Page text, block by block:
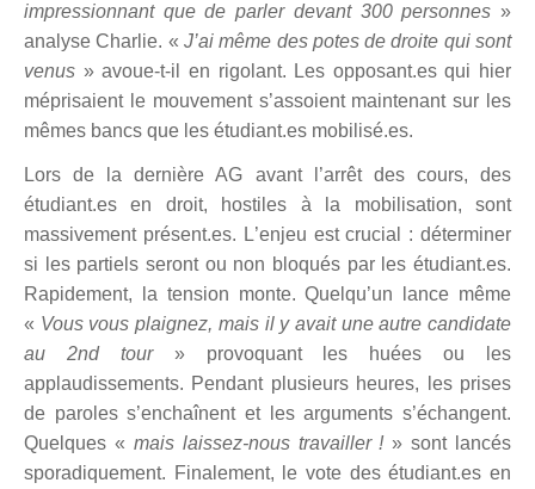
impressionnant que de parler devant 300 personnes »
analyse Charlie. « J’ai même des potes de droite qui sont
venus » avoue-t-il en rigolant. Les opposant.es qui hier
méprisaient le mouvement s’assoient maintenant sur les
mêmes bancs que les étudiant.es mobilisé.es.
Lors de la dernière AG avant l ’arrêt des cours, des
étudiant.es en droit, hostiles à la mobilisation, sont
massivement présent.es. L’enjeu est crucial : déterminer
si les partiels seront ou non bloqués par les étudiant.es.
Rapidement, la tension monte. Quelqu’un lance même
« Vous vous plaignez, mais il y avait une autre candidate
au 2nd tour»
provoquant les huées ou les
applaudissements. Pendant plusieurs heures, les prises
de paroles s’enchaînent et les arguments s’échangent.
Quelques « mais laissez-nous travailler !» sont lancés
sporadiquement. Finalement, le vote des étudiant.es en